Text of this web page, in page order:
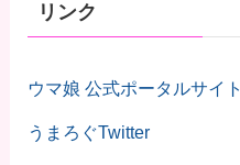
リンク
ウマ娘 公式ポータルサイト
うまろぐTwitter